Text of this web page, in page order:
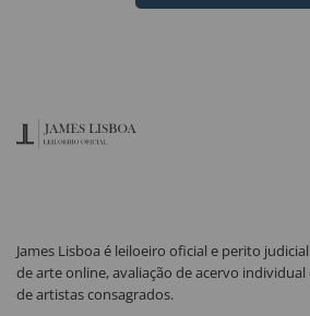
James Lisboa é leiloeiro oficial e perito
de arte online, avaliação de acervo
de artistas consagrados.